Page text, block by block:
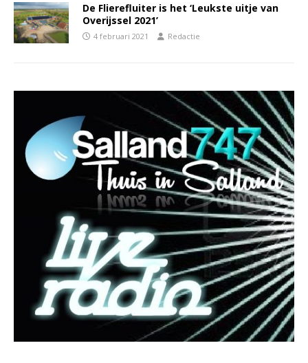
De Flierefluiter is het ‘Leukste uitje van
Overijssel 2021’
4 februari 2021 Redactie